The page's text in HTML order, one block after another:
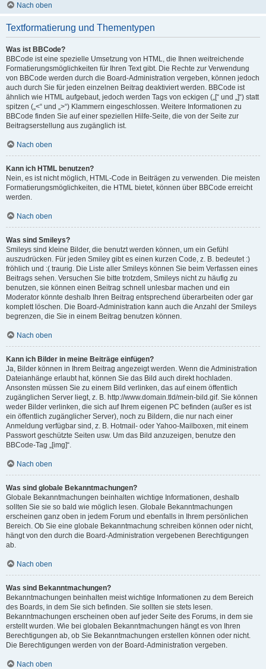
Nach oben
Textformatierung und Thementypen
Was ist BBCode?
BBCode ist eine spezielle Umsetzung von HTML, die Ihnen weitreichende
Formatierungsmöglichkeiten für Ihren Text gibt. Die Rechte zur Verwendung
von BBCode werden durch die Board-Administration vergeben, können jedoch
auch durch Sie für jeden einzelnen Beitrag deaktiviert werden. BBCode ist
ähnlich wie HTML aufgebaut, jedoch werden Tags von eckigen („[“ und „]“) statt
spitzen („<“ und „>“) Klammern eingeschlossen. Weitere Informationen zu
BBCode finden Sie auf einer speziellen Hilfe-Seite, die von der Seite zur
Beitragserstellung aus zugänglich ist.
Nach oben
Kann ich HTML benutzen?
Nein, es ist nicht möglich, HTML-Code in Beiträgen zu verwenden. Die meisten
Formatierungsmöglichkeiten, die HTML bietet, können über BBCode erreicht
werden.
Nach oben
Was sind Smileys?
Smileys sind kleine Bilder, die benutzt werden können, um ein Gefühl
auszudrücken. Für jeden Smiley gibt es einen kurzen Code, z. B. bedeutet :)
fröhlich und :( traurig. Die Liste aller Smileys können Sie beim Verfassen eines
Beitrags sehen. Versuchen Sie bitte trotzdem, Smileys nicht zu häufig zu
benutzen, sie können einen Beitrag schnell unlesbar machen und ein
Moderator könnte deshalb Ihren Beitrag entsprechend überarbeiten oder gar
komplett löschen. Die Board-Administration kann auch die Anzahl der Smileys
begrenzen, die Sie in einem Beitrag benutzen können.
Nach oben
Kann ich Bilder in meine Beiträge einfügen?
Ja, Bilder können in Ihrem Beitrag angezeigt werden. Wenn die Administration
Dateianhänge erlaubt hat, können Sie das Bild auch direkt hochladen.
Ansonsten müssen Sie zu einem Bild verlinken, das auf einem öffentlich
zugänglichen Server liegt, z. B. http://www.domain.tld/mein-bild.gif. Sie können
weder Bilder verlinken, die sich auf Ihrem eigenen PC befinden (außer es ist
ein öffentlich zugänglicher Server), noch zu Bildern, die nur nach einer
Anmeldung verfügbar sind, z. B. Hotmail- oder Yahoo-Mailboxen, mit einem
Passwort geschützte Seiten usw. Um das Bild anzuzeigen, benutze den
BBCode-Tag „[img]“.
Nach oben
Was sind globale Bekanntmachungen?
Globale Bekanntmachungen beinhalten wichtige Informationen, deshalb
sollten Sie sie so bald wie möglich lesen. Globale Bekanntmachungen
erscheinen ganz oben in jedem Forum und ebenfalls in Ihrem persönlichen
Bereich. Ob Sie eine globale Bekanntmachung schreiben können oder nicht,
hängt von den durch die Board-Administration vergebenen Berechtigungen
ab.
Nach oben
Was sind Bekanntmachungen?
Bekanntmachungen beinhalten meist wichtige Informationen zu dem Bereich
des Boards, in dem Sie sich befinden. Sie sollten sie stets lesen.
Bekanntmachungen erscheinen oben auf jeder Seite des Forums, in dem sie
erstellt wurden. Wie bei globalen Bekanntmachungen hängt es von Ihren
Berechtigungen ab, ob Sie Bekanntmachungen erstellen können oder nicht.
Die Berechtigungen werden von der Board-Administration vergeben.
Nach oben